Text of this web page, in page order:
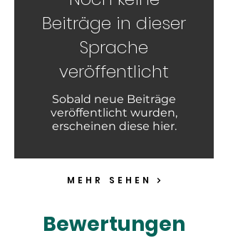
Beiträge in dieser
Sprache
veröffentlicht
Sobald neue Beiträge
veröffentlicht wurden,
erscheinen diese hier.
MEHR SEHEN
Bewertungen